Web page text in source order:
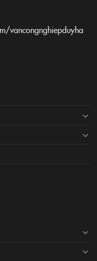
vancongnghiepduyha